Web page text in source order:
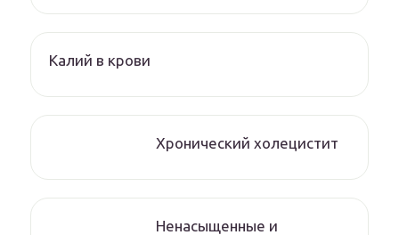
Калий в крови
Хронический холецистит
Ненасыщенные и